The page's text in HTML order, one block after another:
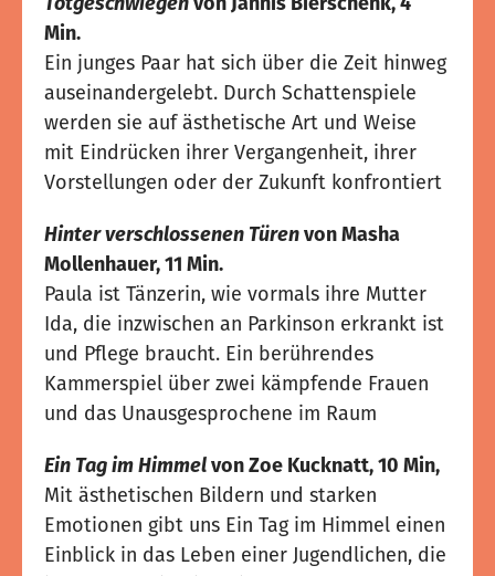
Min.
Ein junges Paar hat sich über die Zeit hinweg
auseinandergelebt. Durch Schattenspiele
werden sie auf ästhetische Art und Weise
mit Eindrücken ihrer Vergangenheit, ihrer
Vorstellungen oder der Zukunft konfrontiert
Hinter verschlossenen Türenvon Masha
Mollenhauer, 11 Min.
Paula ist Tänzerin, wie vormals ihre Mutter
Ida, die inzwischen an Parkinson erkrankt ist
und Pflege braucht. Ein berührendes
Kammerspiel über zwei kämpfende Frauen
und das Unausgesprochene im Raum
Ein Tag im Himmelvon Zoe Kucknatt, 10 Min,
Mit ästhetischen Bildern und starken
Emotionen gibt uns Ein Tag im Himmel einen
Einblick in das Leben einer Jugendlichen, die